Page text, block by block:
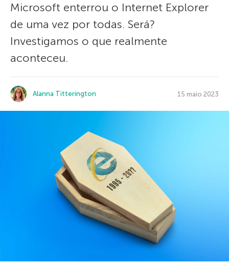
Microsoft enterrou o Internet Explorer
de uma vez por todas. Será?
Investigamos o que realmente
aconteceu.
Alanna Titterington 15 maio 2023